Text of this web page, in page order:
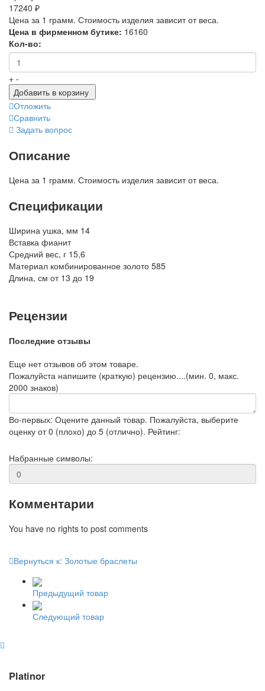
17240 ₽
Цена за 1 грамм. Стоимость изделия зависит от веса.
Цена в фирменном бутике: 16160
Кол-во:
+ -
Добавить в корзину
Отложить
Сравнить
Задать вопрос
Описание
Цена за 1 грамм. Стоимость изделия зависит от веса.
Спецификации
Ширина ушка, мм 14
Вставка фианит
Средний вес, г 15,6
Материал комбинированное золото 585
Длина, см от 13 до 19
Рецензии
Последние отзывы
Еще нет отзывов об этом товаре.
Пожалуйста напишите (краткую) рецензию....(мин. 0, макс.
2000 знаков)
Во-первых: Оцените данный товар. Пожалуйста, выберите
оценку от 0 (плохо) до 5 (отлично). Рейтинг:
Набранные символы:
Комментарии
You have no rights to post comments
Вернуться к: Золотые браслеты
Предыдущий товар
Следующий товар
Platinor